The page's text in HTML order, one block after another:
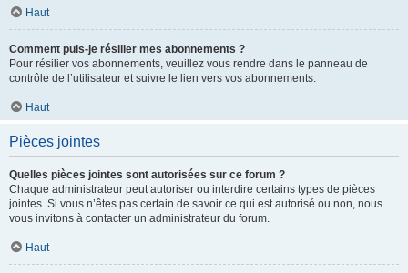
Haut
Comment puis-je résilier mes abonnements ?
Pour résilier vos abonnements, veuillez vous rendre dans le panneau de
contrôle de l’utilisateur et suivre le lien vers vos abonnements.
Haut
Pièces jointes
Quelles pièces jointes sont autorisées sur ce forum ?
Chaque administrateur peut autoriser ou interdire certains types de pièces
jointes. Si vous n’êtes pas certain de savoir ce qui est autorisé ou non, nous
vous invitons à contacter un administrateur du forum.
Haut